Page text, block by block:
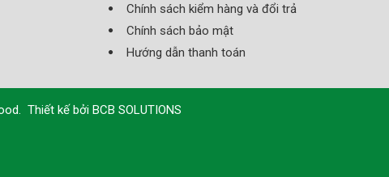
Chính sách kiểm hàng và đổi trả
Chính sách bảo mật
Hướng dẫn thanh toán
. Thiết kế bởi BCB SOLUTIONS